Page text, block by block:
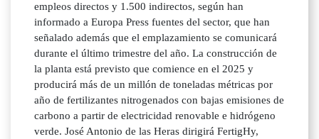
empleos directos y 1.500 indirectos, según han
informado a Europa Press fuentes del sector, que han
señalado además que el emplazamiento se comunicará
durante el último trimestre del año. La construcción de
la planta está previsto que comience en el 2025 y
producirá más de un millón de toneladas métricas por
año de fertilizantes nitrogenados con bajas emisiones de
carbono a partir de electricidad renovable e hidrógeno
verde. José Antonio de las Heras dirigirá FertigHy,